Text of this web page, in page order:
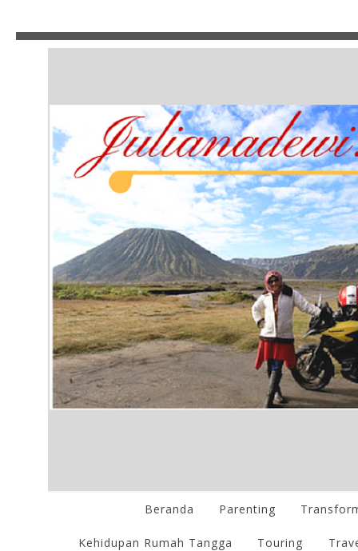
Beranda Parenting
Kehidupan Rumah Tangga Touring